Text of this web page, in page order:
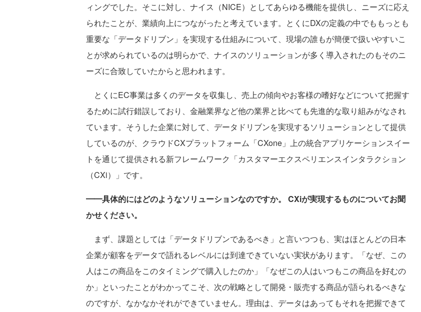
ィングでした。そこに対し、ナイス（NICE）としてあらゆる機能を提供し、ニーズに応え
られたことが、業績向上につながったと考えています。とくにDXの定義の中でももっとも
重要な「データドリブン」を実現する仕組みについて、現場の誰もが簡便で扱いやすいこ
とが求められているのは明らかで、ナイスのソリューションが多く導入されたのもそのニ
ーズに合致していたからと思われます。
とくにEC事業は多くのデータを収集し、売上の傾向やお客様の嗜好などについて把握す
るために試行錯誤しており、金融業界など他の業界と比べても先進的な取り組みがなされ
ています。そうした企業に対して、データドリブンを実現するソリューションとして提供
しているのが、クラウドCXプラットフォーム「CXone」上の統合アプリケーションスイー
トを通じて提供される新フレームワーク「カスタマーエクスペリエンスインタラクション
（CXi）」です。
━━具体的にはどのようなソリューションなのですか。 CXiが実現するものについてお聞
かせください。
まず、課題としては「データドリブンであるべき」と言いつつも、実はほとんどの日本
企業が顧客をデータで語れるレベルには到達できていない実状があります。「なぜ、この
人はこの商品をこのタイミングで購入したのか」「なぜこの人はいつもこの商品を好むの
か」といったことがわかってこそ、次の戦略として開発・販売する商品が語られるべきな
のですが、なかなかそれができていません。理由は、データはあってもそれを把握できて